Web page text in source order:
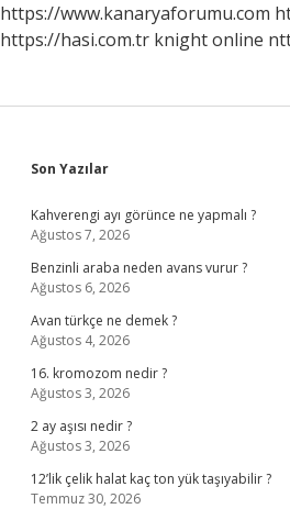
https://www.kanaryaforumu.com
https://hasi.com.tr knight online
Sidebar
Son Yazılar
Kahverengi ayı görünce ne yapmalı ?
Ağustos 7, 2026
Benzinli araba neden avans vurur ?
Ağustos 6, 2026
Avan türkçe ne demek ?
Ağustos 4, 2026
16. kromozom nedir ?
Ağustos 3, 2026
2 ay aşısı nedir ?
Ağustos 3, 2026
12’lik çelik halat kaç ton yük taşıyabilir ?
Temmuz 30, 2026